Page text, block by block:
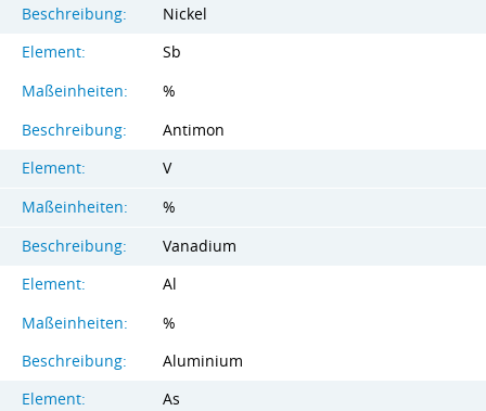
Beschreibung:
Nickel
Element:
Sb
Maßeinheiten:
%
Beschreibung:
Antimon
Element:
V
Maßeinheiten:
%
Beschreibung:
Vanadium
Element:
Al
Maßeinheiten:
%
Beschreibung:
Aluminium
Element:
As